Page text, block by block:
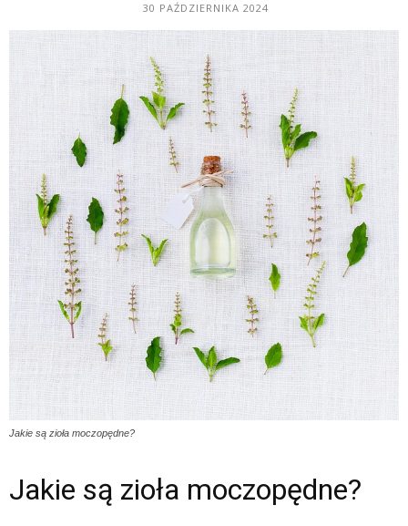
30 PAŹDZIERNIKA 2024
Jakie są zioła moczopędne?
Jakie są zioła moczopędne?